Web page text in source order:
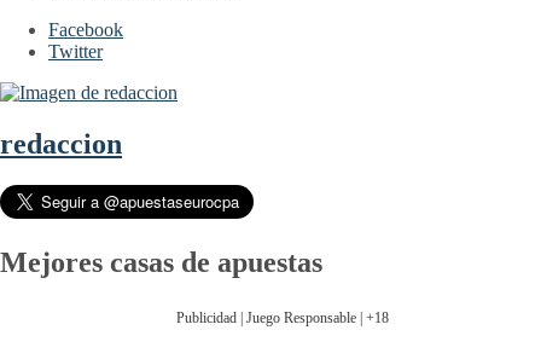
Facebook
Twitter
redaccion
Mejores casas de apuestas
Publicidad | Juego Responsable | +18